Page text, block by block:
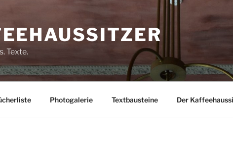
Texte.
Photogalerie Textbausteine Der